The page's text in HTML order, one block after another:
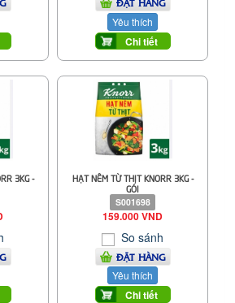
ĐẶT HÀNG
Yêu thích
Chi tiết
3KG -
HẠT NÊM TỪ THỊT KNORR 3KG -
GÓI
S001698
159.000 VND
So sánh
ĐẶT HÀNG
Yêu thích
Chi tiết